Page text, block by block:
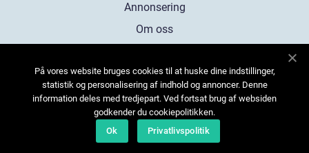
Annonsering
Om oss
Kontakta oss
Sitemap
På vores website bruges cookies til at huske dine indstillinger,
statistik og personalisering af indhold og annoncer. Denne
information deles med tredjepart. Ved fortsat brug af websiden
godkender du cookiepolitikken.
Ok
Privatlivspolitik